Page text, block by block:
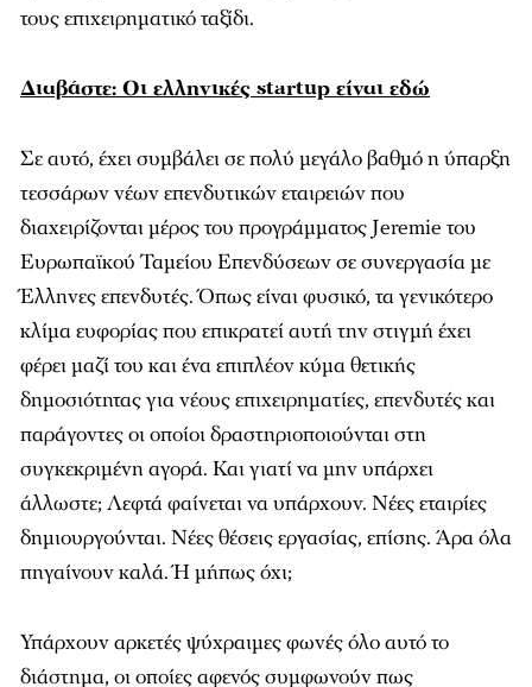
τους επιχειρηματικό ταξίδι.
Διαβάστε: Οι ελληνικές startup είναι εδώ
Σε αυτό, έχει συμβάλει σε πολύ μεγάλο βαθμό η ύπαρξη
τεσσάρων νέων επενδυτικών εταιρειών που
διαχειρίζονται μέρος του προγράμματος Jeremie του
Ευρωπαϊκού Ταμείου Επενδύσεων σε συνεργασία με
Έλληνες επενδυτές. Όπως είναι φυσικό, τα γενικότερο
κλίμα ευφορίας που επικρατεί αυτή την στιγμή έχει
φέρει μαζί του και ένα επιπλέον κύμα θετικής
δημοσιότητας για νέους επιχειρηματίες, επενδυτές και
παράγοντες οι οποίοι δραστηριοποιούνται στη
συγκεκριμένη αγορά. Και γιατί να μην υπάρχει
άλλωστε; Λεφτά φαίνεται να υπάρχουν. Νέες εταιρίες
δημιουργούνται. Νέες θέσεις εργασίας, επίσης. Άρα όλα
πηγαίνουν καλά. Ή μήπως όχι;
Υπάρχουν αρκετές ψύχραιμες φωνές όλο αυτό το
διάστημα, οι οποίες αφενός συμφωνούν πως